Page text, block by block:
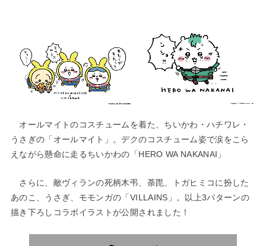
オールマイトのコスチュームを着た、ちいかわ・ハチワレ・
うさぎの「オールマイト」。デクのコスチューム姿で涙をこら
えながら懸命に走るちいかわの「HERO WA NAKANAI」
さらに、敵ヴィランの死柄木弔、荼毘、トガヒミコに扮した
あのこ、うさぎ、モモンガの「VILLAINS」。以上3パターンの
描き下ろしコラボイラストが公開されました！